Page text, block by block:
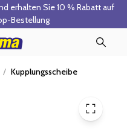
erhalten Sie 10 % Rabatt auf
Bestellung
/ Kupplungsscheibe